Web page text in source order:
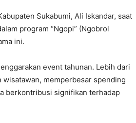
Sukabumi, Ali Iskandar, saat
program “Ngopi” (Ngobrol
ini.
event tahunan. Lebih dari
memperbesar spending
berkontribusi signifikan terhadap